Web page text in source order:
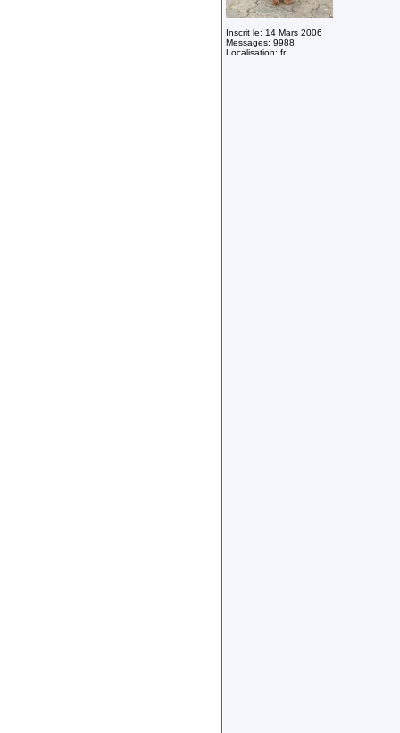
Inscrit le: 14 Mars 2006
Messages: 9988
Localisation: fr